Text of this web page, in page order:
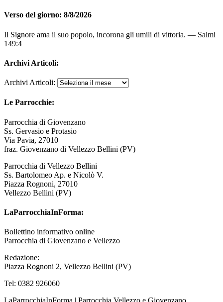
Verso del giorno: 8/8/2026
Il Signore ama il suo popolo, incorona gli umili di vittoria. — Salmi
149:4
Archivi Articoli:
Archivi Articoli:
Le Parrocchie:
Parrocchia di Giovenzano
Ss. Gervasio e Protasio
Via Pavia, 27010
fraz. Giovenzano di Vellezzo Bellini (PV)
Parrocchia di Vellezzo Bellini
Ss. Bartolomeo Ap. e Nicolò V.
Piazza Rognoni, 27010
Vellezzo Bellini (PV)
LaParrocchiaInForma:
Bollettino informativo online
Parrocchia di Giovenzano e Vellezzo
Redazione:
Piazza Rognoni 2, Vellezzo Bellini (PV)
Tel: 0382 926060